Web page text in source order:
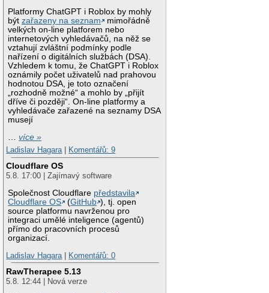
Platformy ChatGPT i Roblox by mohly
býtzařazeny na seznam
mimořádně
velkých on-line platforem nebo
internetových vyhledávačů, na něž se
vztahují zvláštní podmínky podle
nařízení o digitálních službách (DSA).
Vzhledem k tomu, že ChatGPT i Roblox
oznámily počet uživatelů nad prahovou
hodnotou DSA, je toto označení
„rozhodně možné“ a mohlo by „přijít
dříve či později“. On-line platformy a
vyhledávače zařazené na seznamy DSA
musejí
…více »
Ladislav Hagara| Komentářů: 9
Cloudflare OS
5.8. 17:00 | Zajímavý software
Společnost Cloudflare představila
Cloudflare OS
(GitHub ), tj. open
source platformu navrženou pro
integraci umělé inteligence (agentů)
přímo do pracovních procesů
organizací.
Ladislav Hagara| Komentářů: 0
RawTherapee 5.13
5.8. 12:44 | Nová verze